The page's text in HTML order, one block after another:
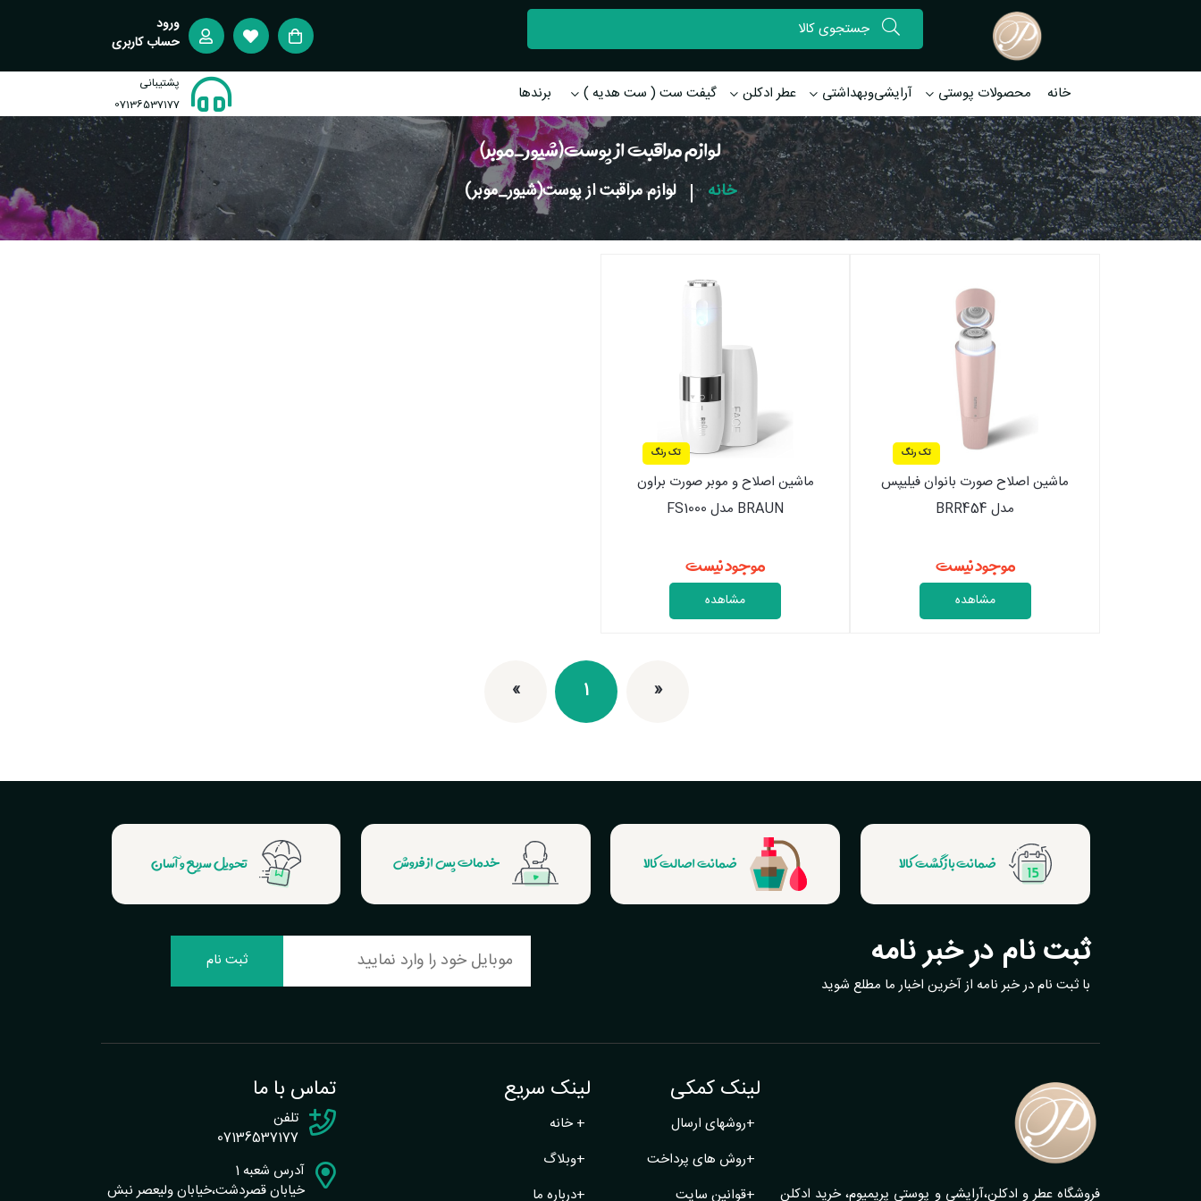
ورود
حساب کاربری
خانه محصولات پوستی آرایشی‌وبهداشتی عطر ادکلن گیفت ست ( ست هدیه ) برندها
پشتیبانی
07136537177
لوازم مراقبت از پوست(شیور_موبر)
خانه | لوازم مراقبت از پوست(شیور_موبر)
تک رنگ
ماشین اصلاح صورت بانوان فیلیپس
مدل BRR454
موجود نیست
مشاهده
تک رنگ
ماشین اصلاح و موبر صورت براون
BRAUN مدل FS1000
موجود نیست
مشاهده
«اولین 1
»آخرین
ضمانت بازگشت کالا ضمانت اصالت کالا خدمات پس از فروش تحویل سریع و آسان
ثبت نام در خبر نامه
با ثبت نام در خبر نامه از آخرین اخبار ما مطلع شوید
ثبت نام
فروشگاه عطر و ادکلن،آرایشی و پوستی پریمیوم، خرید ادکلن
لینک کمکی
+روشهای ارسال
+روش های پرداخت
+قوانین سایت
لینک سریع
+خانه
+وبلاگ
+درباره ما
تماس با ما
تلفن
07136537177
آدرس شعبه 1
خیابان قصردشت،خیابان ولیعصر نبش